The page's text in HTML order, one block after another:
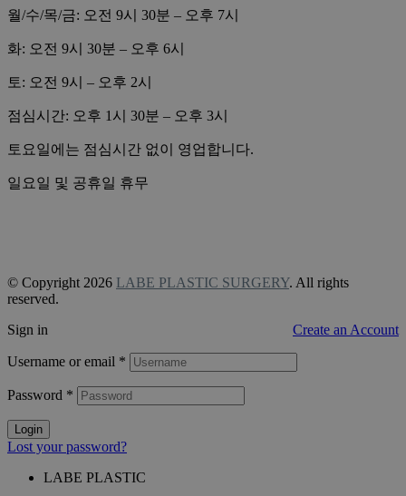
월/수/목/금: 오전 9시 30분 – 오후 7시
화: 오전 9시 30분 – 오후 6시
토: 오전 9시 – 오후 2시
점심시간: 오후 1시 30분 – 오후 3시
토요일에는 점심시간 없이 영업합니다.
일요일 및 공휴일 휴무
© Copyright 2026 LABE PLASTIC SURGERY. All rights
reserved.
Sign in
Create an Account
Username or email *
Password *
Login
Lost your password?
LABE PLASTIC